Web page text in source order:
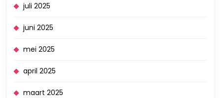
juli 2025
juni 2025
mei 2025
april 2025
maart 2025